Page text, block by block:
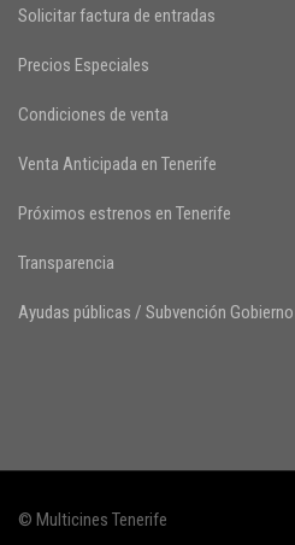
Solicitar factura de entradas
Precios Especiales
Condiciones de venta
Venta Anticipada en Tenerife
Próximos estrenos en Tenerife
Transparencia
Ayudas públicas / Subvención Gobierno
© Multicines Tenerife